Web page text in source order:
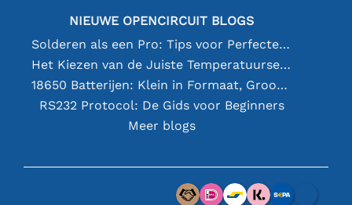
NIEUWE OPENCIRCUIT BLOGS
Solderen als een Pro: Tips voor Perfecte Elektronische Verbindingen
Het Kiezen van de Juiste Temperatuursensor [youtube]
18650 Batterijen: Klein in Formaat, Groot in Prestatie
RS232 Protocol: De Gids voor Beginners
Meer blogs